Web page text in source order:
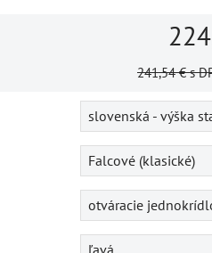
241,54 € s
Falcové (klasické)
otváracie
ľavá